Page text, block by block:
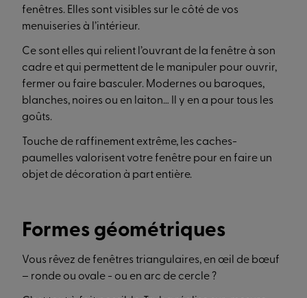
fenêtres. Elles sont visibles sur le côté de vos
menuiseries à l’intérieur.
Ce sont elles qui relient l’ouvrant de la fenêtre à son
cadre et qui permettent de le manipuler pour ouvrir,
fermer ou faire basculer. Modernes ou baroques,
blanches, noires ou en laiton… Il y en a pour tous les
goûts.
Touche de raffinement extrême, les caches-
paumelles valorisent votre fenêtre pour en faire un
objet de décoration à part entière.
Formes géométriques
Vous rêvez de fenêtres triangulaires, en œil de bœuf
– ronde ou ovale - ou en arc de cercle ?